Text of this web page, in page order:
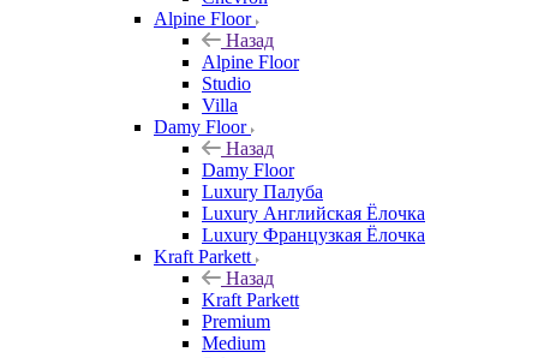
Alpine Floor
Назад
Alpine Floor
Studio
Villa
Damy Floor
Назад
Damy Floor
Luxury Палуба
Luxury Английская Ёлочка
Luxury Французкая Ёлочка
Kraft Parkett
Назад
Kraft Parkett
Premium
Medium